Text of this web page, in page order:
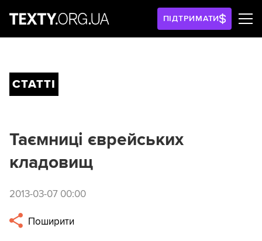
ПІДТРИМАТИ
СТАТТІ
Таємниці єврейських
кладовищ
2013-03-07 00:00
Поширити